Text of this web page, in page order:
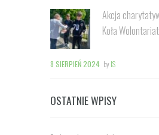
Akcja
Koła
8 SIERPIEŃ 2024 by IS
OSTATNIE WPISY